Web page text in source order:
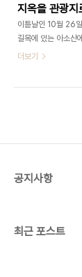
를 ..
네에 젊은 사람들은
다고 하였다. 우리
리들은 각자 자기 방
수건을 들고서 목욕
만 있었다. 너무 심한
지옥을 관광지
이튿날인 10월 26
길목에 있는 아소산
않았다. 산이 가까워
히 살 수 없는 지역이
더보기
공지사항
최근 포스트